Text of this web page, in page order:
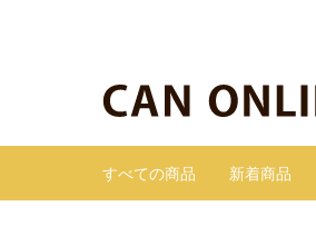
すべての商品 新着商品